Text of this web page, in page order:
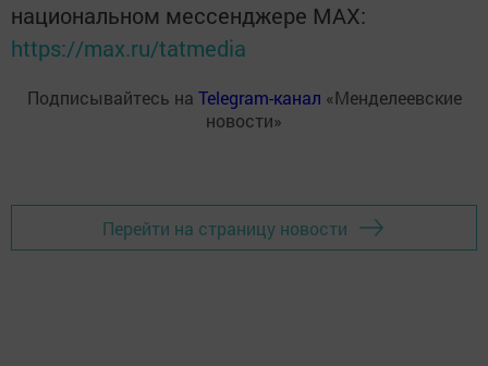
национальном мессенджере MАХ:
https://max.ru/tatmedia
Подписывайтесь на Telegram-канал «Менделеевские
новости»
Перейти на страницу новости